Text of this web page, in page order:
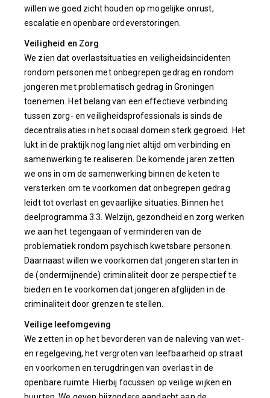
willen we goed zicht houden op mogelijke onrust,
escalatie en openbare ordeverstoringen.
Veiligheid en Zorg
We zien dat overlastsituaties en veiligheidsincidenten
rondom personen met onbegrepen gedrag en rondom
jongeren met problematisch gedrag in Groningen
toenemen. Het belang van een effectieve verbinding
tussen zorg- en veiligheidsprofessionals is sinds de
decentralisaties in het sociaal domein sterk gegroeid. Het
lukt in de praktijk nog lang niet altijd om verbinding en
samenwerking te realiseren. De komende jaren zetten
we ons in om de samenwerking binnen de keten te
versterken om te voorkomen dat onbegrepen gedrag
leidt tot overlast en gevaarlijke situaties. Binnen het
deelprogramma 3.3. Welzijn, gezondheid en zorg werken
we aan het tegengaan of verminderen van de
problematiek rondom psychisch kwetsbare personen.
Daarnaast willen we voorkomen dat jongeren starten in
de (ondermijnende) criminaliteit door ze perspectief te
bieden en te voorkomen dat jongeren afglijden in de
criminaliteit door grenzen te stellen.
Veilige leefomgeving
We zetten in op het bevorderen van de naleving van wet-
en regelgeving, het vergroten van leefbaarheid op straat
en voorkomen en terugdringen van overlast in de
openbare ruimte. Hierbij focussen op veilige wijken en